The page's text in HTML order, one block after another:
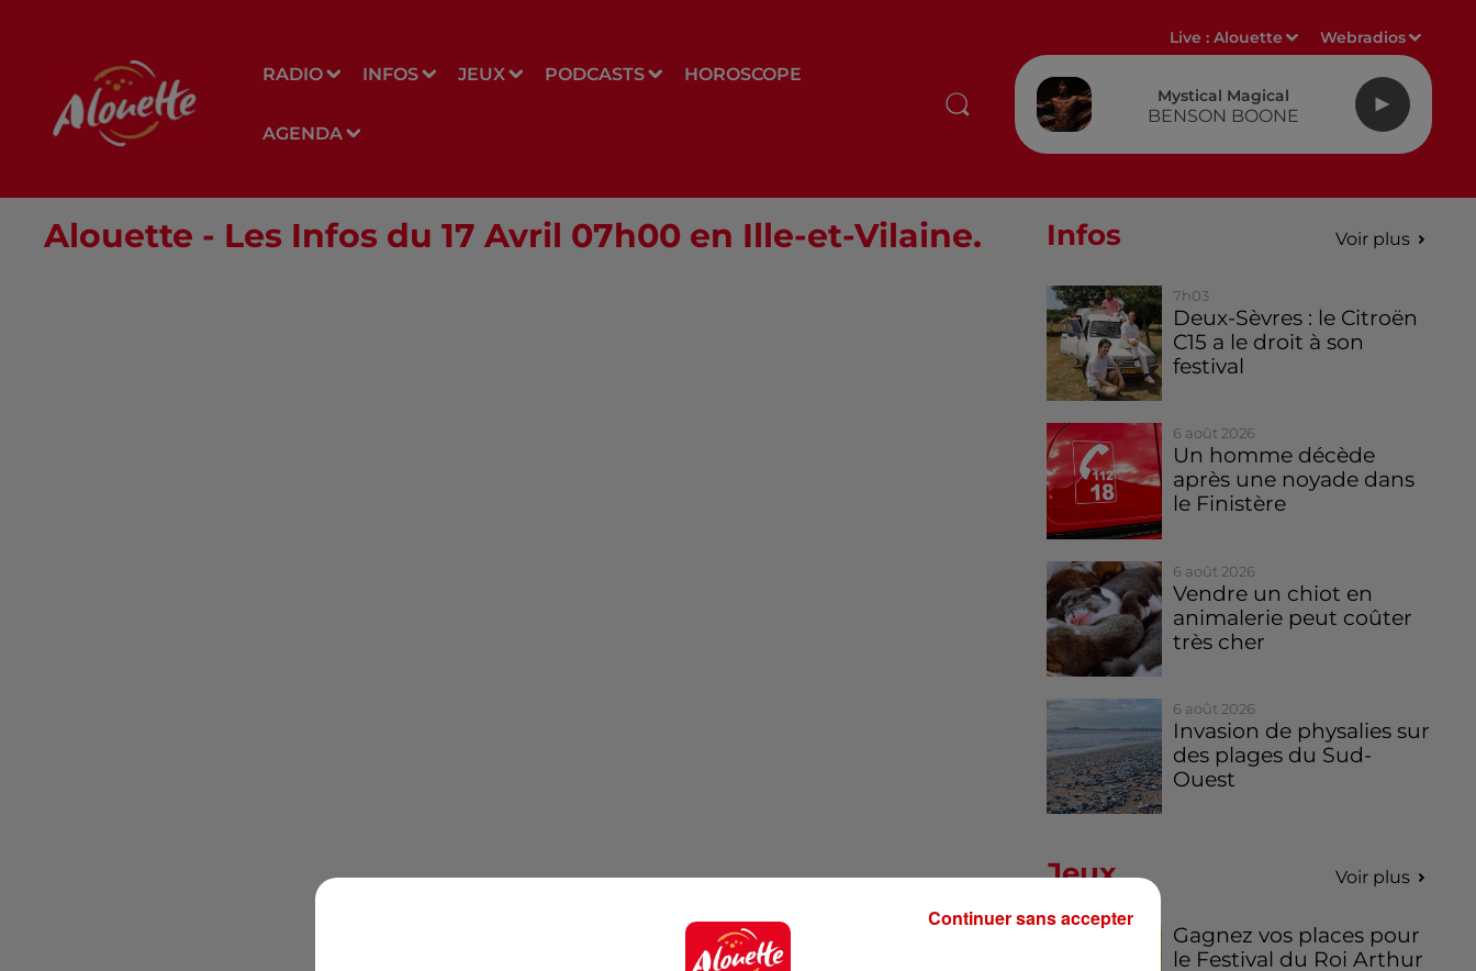
RADIO INFOS JEUX PODCASTS HOROSCOPE
AGENDA
Live :Alouette Webradios
Mystical Magical
BENSON BOONE
Alouette - Les Infos du 17 Avril 07h00 en Ille-et-Vilaine. Infos Voir plus
7h03
Deux-Sèvres : le Citroën
C15 a le droit à son
festival
6 août 2026
Un homme décède
après une noyade dans
le Finistère
6 août 2026
Vendre un chiot en
animalerie peut coûter
très cher
6 août 2026
Invasion de physalies sur
des plages du Sud-
Ouest
Jeux Voir plus
Gagnez vos places pour
le Festival du Roi Arthur
Continuer sans accepter